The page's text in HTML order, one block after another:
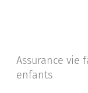
Assurance vie
enfants